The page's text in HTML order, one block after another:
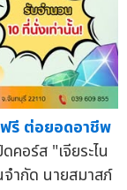
รี ต่อยอดอาชีพ
อร์ส "เจียระไน
ำกัด นายสมาสภ์